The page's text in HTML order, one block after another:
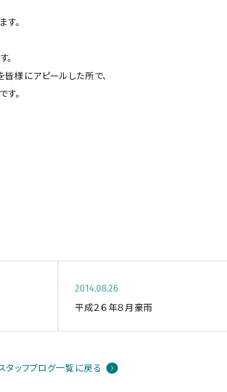
。
様にアピールした所で、
。
2014.08.26
平成２６年８月豪雨
タッフブログ一覧に戻る